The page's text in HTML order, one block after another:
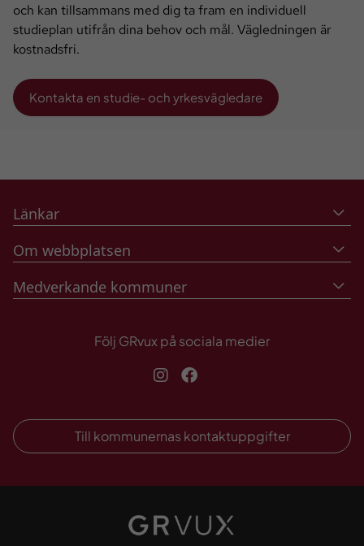
och kan tillsammans med dig ta fram en individuell
studieplan utifrån dina behov och mål. Vägledningen är
kostnadsfri.
Kontakta en studie- och yrkesvägledare
Länkar
Om webbplatsen
Medverkande kommuner
Följ GRvux på sociala medier
InstagramFacebook
Till kommunernas kontaktuppgifter